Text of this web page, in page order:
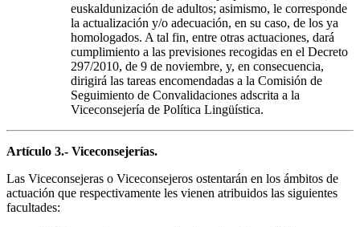
euskaldunización de adultos; asimismo, le corresponde
la actualización y/o adecuación, en su caso, de los ya
homologados. A tal fin, entre otras actuaciones, dará
cumplimiento a las previsiones recogidas en el Decreto
297/2010, de 9 de noviembre, y, en consecuencia,
dirigirá las tareas encomendadas a la Comisión de
Seguimiento de Convalidaciones adscrita a la
Viceconsejería de Política Lingüística.
Artículo 3.- Viceconsejerías.
Las Viceconsejeras o Viceconsejeros ostentarán en los ámbitos de
actuación que respectivamente les vienen atribuidos las siguientes
facultades: